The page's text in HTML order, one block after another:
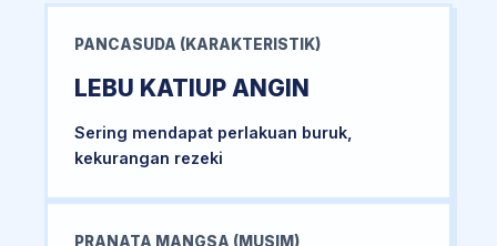
PANCASUDA (KARAKTERISTIK)
LEBU KATIUP ANGIN
Sering mendapat perlakuan buruk,
kekurangan rezeki
PRANATA MANGSA (MUSIM)